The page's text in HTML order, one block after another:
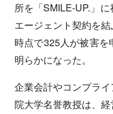
所を「SMILE-UP.」
エージェント契約を
時点で325人が被害
明らかになった。
企業会計やコンプラ
院大学名誉教授は、